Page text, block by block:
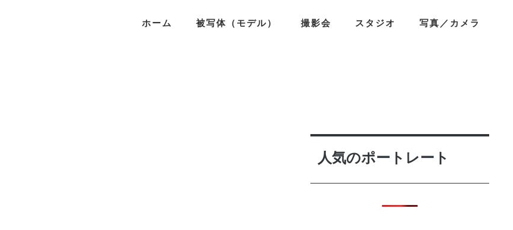
ホーム 被写体（モデル） 撮影会 スタジオ 写真／カメラ
人気のポートレート